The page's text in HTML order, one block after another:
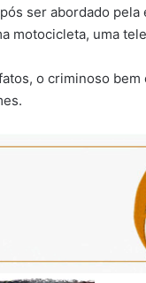
ser abordado
motocicleta, uma
o criminoso